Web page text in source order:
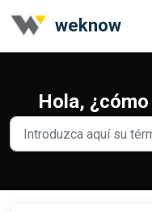
weknow
Hola,